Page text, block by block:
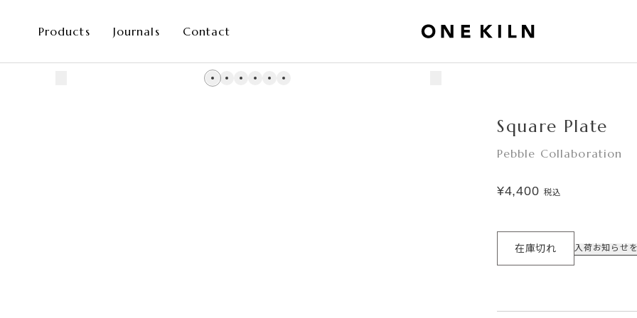
Products Journals Contact
Square Plate
Pebble Collaboration
¥4,400 税込
在庫切れ 入荷お知らせ